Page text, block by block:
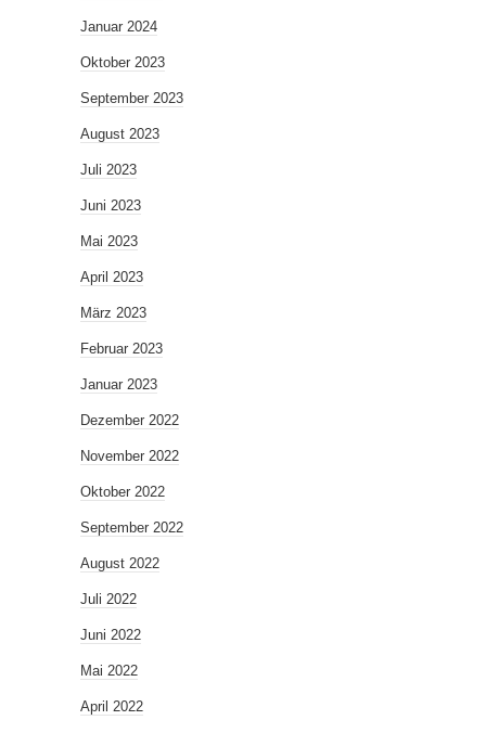
Januar 2024
Oktober 2023
September 2023
August 2023
Juli 2023
Juni 2023
Mai 2023
April 2023
März 2023
Februar 2023
Januar 2023
Dezember 2022
November 2022
Oktober 2022
September 2022
August 2022
Juli 2022
Juni 2022
Mai 2022
April 2022